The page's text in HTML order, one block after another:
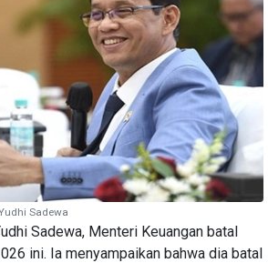
Sadewa
Sadewa, Menteri Keuangan batal
ini. Ia menyampaikan bahwa dia batal